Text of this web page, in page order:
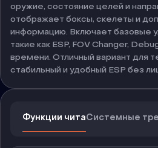
оружие, состояние целей и
отображает боксы, скелеты и
информацию. Включает базовые
такие как ESP, FOV Changer,
времени. Отличный вариант для
стабильный и удобный ESP без
Функции читаСистемные